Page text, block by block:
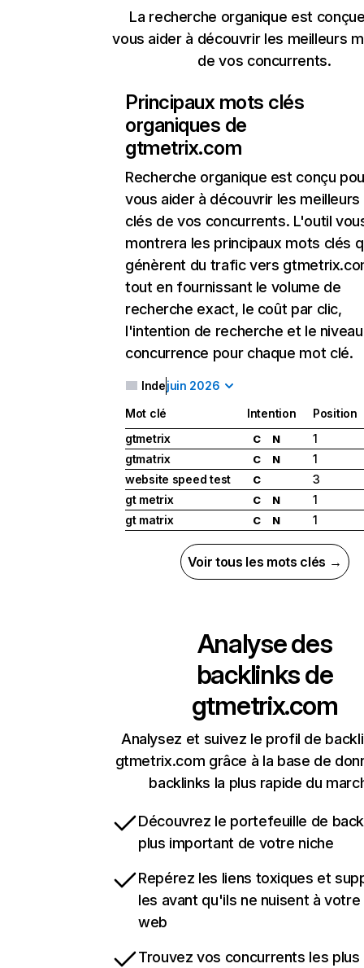
La recherche organique est
vous aider à découvrir les meilleurs
de vos concurrents.
Principaux mots clés
organiques de
gtmetrix.com
Recherche organique est conçu
vous aider à découvrir les
clés de vos concurrents. L'outil
montrera les principaux mots clés
génèrent du trafic vers
tout en fournissant le volume de
recherche exact, le coût par clic,
l'intention de recherche et le
concurrence pour chaque mot clé.
Indejuin 2026
Mot clé Intention
Position
gtmetrix
C N
1
gtmatrix
C N
1
website speed test
C
3
gt metrix
C N
1
gt matrix
C N 1
Voir tous les mots clés →
Analyse des
backlinks de
gtmetrix.com
Analysez et suivez le profil de
gtmetrix.com grâce à la base de
backlinks la plus rapide du
Découvrez le portefeuille de
plus important de votre niche
Repérez les liens toxiques et
les avant qu'ils ne nuisent à
web
Trouvez vos concurrents les